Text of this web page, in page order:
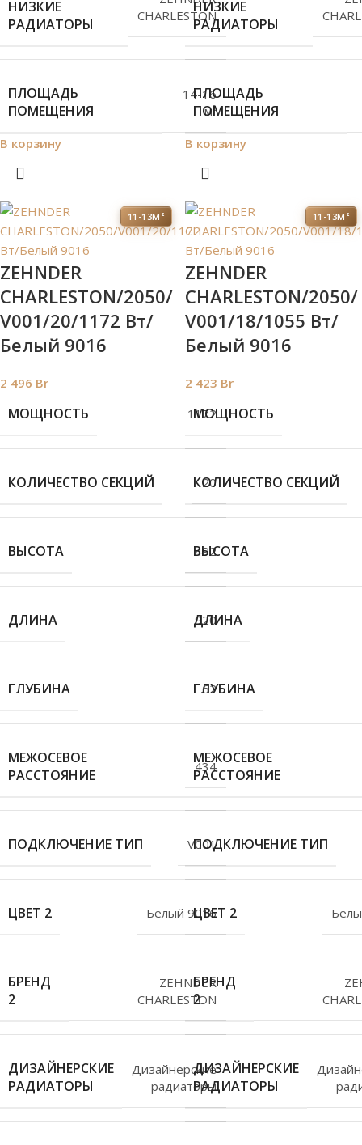
НИЗКИЕ
РАДИАТОРЫ
CHARLESTON
ПЛОЩАДЬ
ПОМЕЩЕНИЯ
14-16
м²
В корзину
НИЗКИЕ
РАДИАТОРЫ
ПЛОЩАДЬ
ПОМЕЩЕНИЯ
В корзину
11-13М²
ZEHNDER
CHARLESTON/2050/
V001/20/1172 Вт/
Белый 9016
2 496 Br
МОЩНОСТЬ 1172
КОЛИЧЕСТВО СЕКЦИЙ 20
ВЫСОТА 492
ДЛИНА 920
ГЛУБИНА 62
МЕЖОСЕВОЕ
РАССТОЯНИЕ
434
ПОДКЛЮЧЕНИЕ ТИП V001
ЦВЕТ 2 Белый 9016
БРЕНД
2
ZEHNDER
CHARLESTON
ДИЗАЙНЕРСКИЕ
РАДИАТОРЫ
Дизайнерские
радиаторы
11-13М²
ZEHNDER
CHARLESTON/2050/
V001/18/1055 Вт/
Белый 9016
2 423 Br
МОЩНОСТЬ
КОЛИЧЕСТВО СЕКЦИЙ
ВЫСОТА
ДЛИНА
ГЛУБИНА
МЕЖОСЕВОЕ
РАССТОЯНИЕ
ПОДКЛЮЧЕНИЕ ТИП
ЦВЕТ 2
БРЕНД
2
ДИЗАЙНЕРСКИЕ
РАДИАТОРЫ